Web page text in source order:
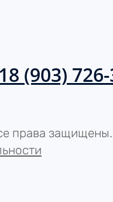
8 (903)
права защищены.